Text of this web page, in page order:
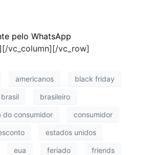
pelo WhatsApp
vc_column][/vc_row]
americanos black friday
brasil brasileiro
do consumidor consumidor
estados unidos
eua feriado friends